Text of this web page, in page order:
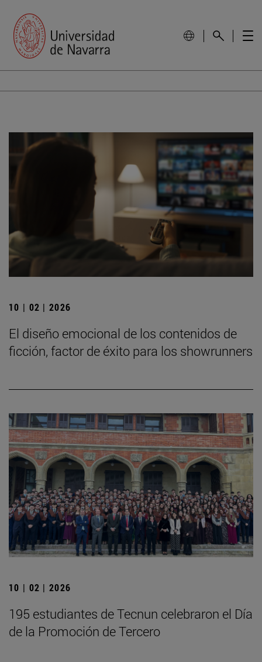
10 | 02 | 2026
El diseño emocional de los contenidos de
ficción, factor de éxito para los showrunners
10 | 02 | 2026
195 estudiantes de Tecnun celebraron el Día
de la Promoción de Tercero